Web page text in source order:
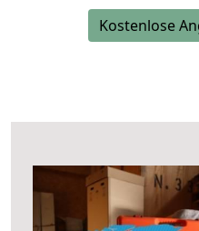
Kostenlose